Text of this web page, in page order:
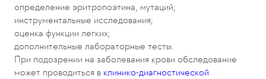
определение эритропоэтина, мутаций;
инструментальные исследования;
оценка функции легких;
дополнительные лабораторные тесты.
При подозрении на заболевания крови обследование
может проводиться в клинико-диагностической